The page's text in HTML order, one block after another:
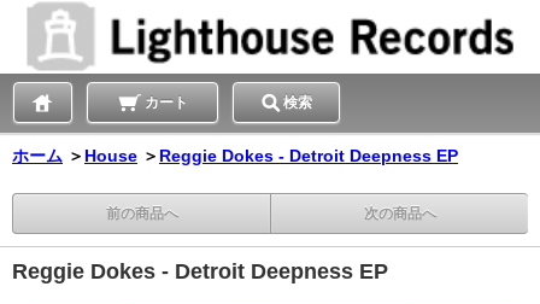
カート 検索
ホーム ＞ House ＞ Reggie Dokes - Detroit Deepness EP
前の商品へ 次の商品へ
Reggie Dokes - Detroit Deepness EP